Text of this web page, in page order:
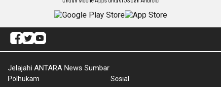
Jelajahi ANTARA News Sumbar
Polhukam
Sosial